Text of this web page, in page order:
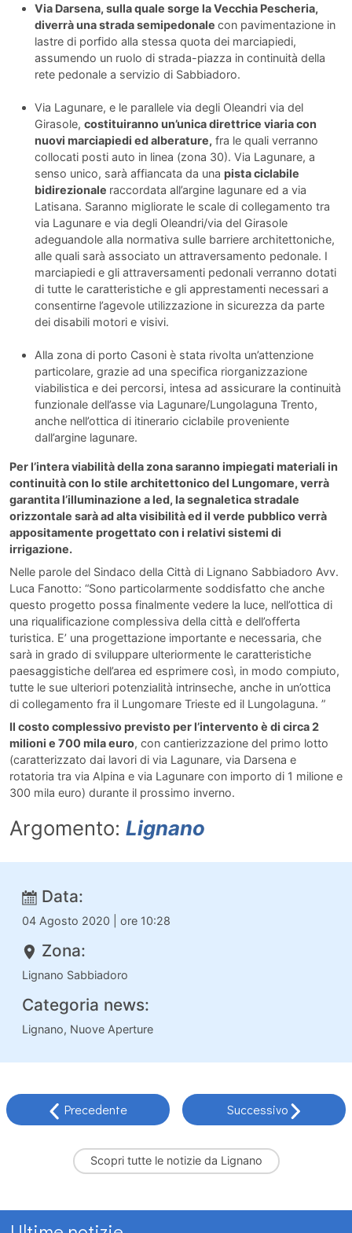
Via Darsena, sulla quale sorge la Vecchia Pescheria,
diverrà una strada semipedonale con pavimentazione in
lastre di porfido alla stessa quota dei marciapiedi,
assumendo un ruolo di strada-piazza in continuità della
rete pedonale a servizio di Sabbiadoro.
Via Lagunare, e le parallele via degli Oleandri via del
Girasole, costituiranno un’unica direttrice viaria con
nuovi marciapiedi ed alberature, fra le quali verranno
collocati posti auto in linea (zona 30). Via Lagunare, a
senso unico, sarà affiancata da una pista ciclabile
bidirezionale raccordata all’argine lagunare ed a via
Latisana. Saranno migliorate le scale di collegamento tra
via Lagunare e via degli Oleandri/via del Girasole
adeguandole alla normativa sulle barriere architettoniche,
alle quali sarà associato un attraversamento pedonale. I
marciapiedi e gli attraversamenti pedonali verranno dotati
di tutte le caratteristiche e gli apprestamenti necessari a
consentirne l’agevole utilizzazione in sicurezza da parte
dei disabili motori e visivi.
Alla zona di porto Casoni è stata rivolta un’attenzione
particolare, grazie ad una specifica riorganizzazione
viabilistica e dei percorsi, intesa ad assicurare la continuità
funzionale dell’asse via Lagunare/Lungolaguna Trento,
anche nell’ottica di itinerario ciclabile proveniente
dall’argine lagunare.
Per l’intera viabilità della zona saranno impiegati materiali in
continuità con lo stile architettonico del Lungomare, verrà
garantita l’illuminazione a led, la segnaletica stradale
orizzontale sarà ad alta visibilità ed il verde pubblico verrà
appositamente progettato con i relativi sistemi di
irrigazione.
Nelle parole del Sindaco della Città di Lignano Sabbiadoro Avv.
Luca Fanotto: “Sono particolarmente soddisfatto che anche
questo progetto possa finalmente vedere la luce, nell’ottica di
una riqualificazione complessiva della città e dell’offerta
turistica. E’ una progettazione importante e necessaria, che
sarà in grado di sviluppare ulteriormente le caratteristiche
paesaggistiche dell’area ed esprimere così, in modo compiuto,
tutte le sue ulteriori potenzialità intrinseche, anche in un’ottica
di collegamento fra il Lungomare Trieste ed il Lungolaguna. ”
Il costo complessivo previsto per l’intervento è di circa 2
milioni e 700 mila euro, con cantierizzazione del primo lotto
(caratterizzato dai lavori di via Lagunare, via Darsena e
rotatoria tra via Alpina e via Lagunare con importo di 1 milione e
300 mila euro) durante il prossimo inverno.
Argomento: Lignano
Data:
04 Agosto 2020 | ore 10:28
Zona:
Lignano Sabbiadoro
Categoria news:
Lignano, Nuove Aperture
Precedente Successivo
Scopri tutte le notizie da Lignano